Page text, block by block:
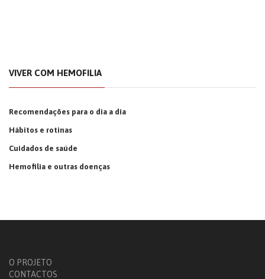
VIVER COM HEMOFILIA
Recomendações para o dia a dia
Hábitos e rotinas
Cuidados de saúde
Hemofilia e outras doenças
O PROJETO
CONTACTOS